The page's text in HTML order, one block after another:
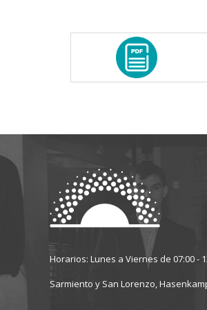
Horarios: Lunes a Viernes de 07:00 -
Sarmiento y San Lorenzo,